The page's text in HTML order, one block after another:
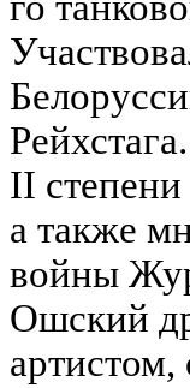
II
а также
войны
Ошский
артистом,